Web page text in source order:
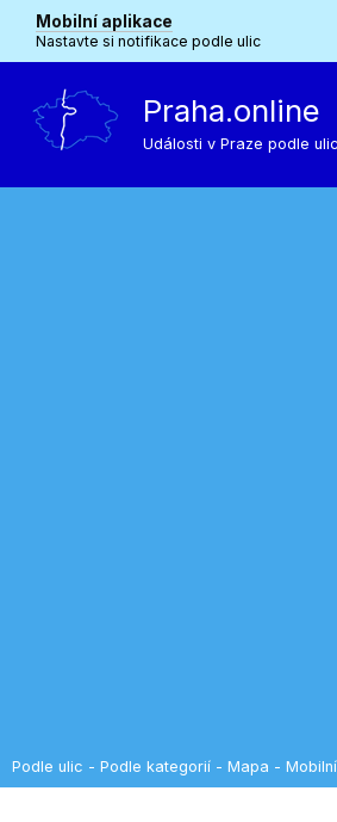
Mobilní aplikace
Nastavte si notifikace podle ulic
Praha.online
Události v Praze podle ulic
Podle ulic - Podle kategorií - Mapa -